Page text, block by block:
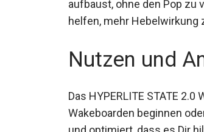
helfen, mehr Hebelwirkung
Nutzen und
Das HYPERLITE STATE
Wakeboarden beginnen
getestet und optimiert,